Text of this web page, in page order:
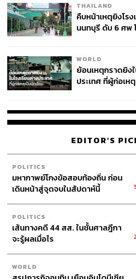
คือสิ่งที่บริษัท เคอรี่ เอ็กซ์เพรส (ประเ
หรือ KEX ระบุในรายงานที่แจ้งต่อตล
ประเทศไทย
ถึง Kerry Express จะเชื่อแบบนั้น แต่ส
บล.กรุงศรีกลับประเมินว่า จะยังขาดทุ
บาทในปีนี้ เพราะยังไม่เห็นแนวโน้มก
ของผลการดำเนินงานในเร็วๆ นี้
“เรามองว่าอุปสงค์บริการของ KEX ยั
ประกอบการอีคอมเมิร์ซอย่างเช่น
สินค้าเอง โดยเฉพาะในพื้นที่ที่มี Margin
ผู้เล่นเดิมขาดทุนเพราะอีคอมเมิร์ซ
การวิเคราะห์ดังกล่าวถือว่าน่าสนใจ เ
ป้อม-ภาวุธ พงษ์วิทยภานุ ประธานเจ้
เพย์ โซลูชั่น จำกัด ได้ประเมินผ่าน 12
ในปี 2567 (Thailand E-Commerce
ข้อที่ 3 ว่า ‘การแข่งขันส่งสินค้าดุเดือ
THAILAND
คืบหน้าเหตุยิงโร
นนทบุรี ดับ 6 ศพ
WORLD
ย้อนเหตุกราดยิง
ประเทศ ที่ผู้ก่อเห
EDITOR'S
POLITICS
มหากาพย์โกงข้อสอบท้องถิ่น ก่อน
เดินหน้าสู่จุดจบในสัปดาห์นี้
POLITICS
เส้นทางคดี 44 สส. ในชั้นศาลฎีกา
จะรู้ผลเมื่อไร
WORLD